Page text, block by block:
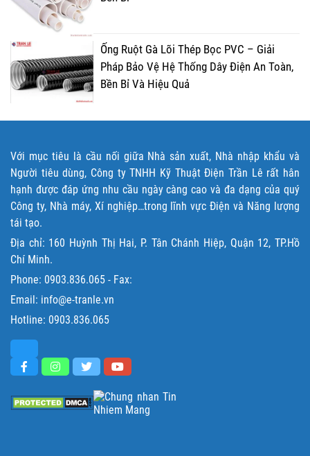
Ống Ruột Gà Lõi Thép Bọc PVC – Giải
Pháp Bảo Vệ Hệ Thống Dây Điện An Toàn,
Bền Bỉ Và Hiệu Quả
Với mục tiêu là cầu nối giữa Nhà sản xuất, Nhà nhập khẩu và
Người tiêu dùng, Công ty TNHH Kỹ Thuật Điện Trần Lê rất hân
hạnh được đáp ứng nhu cầu ngày càng cao và đa dạng của quý
Công ty, Nhà máy, Xí nghiệp…trong lĩnh vực Điện và Năng lượng
tái tạo.
Địa chỉ: 160 Huỳnh Thị Hai, P. Tân Chánh Hiệp, Quận 12, TP.Hồ
Chí Minh.
Phone: 0903.836.065 - Fax:
Email: info@e-tranle.vn
Hotline: 0903.836.065